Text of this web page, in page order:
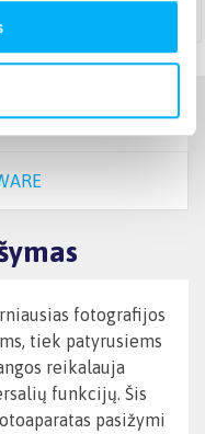
fotografijos
tiek patyrusiems
reikalauja
funkcijų. Šis
pasižymi